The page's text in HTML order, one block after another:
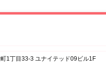
1丁目33-3 ユナイテッド09ビル1F